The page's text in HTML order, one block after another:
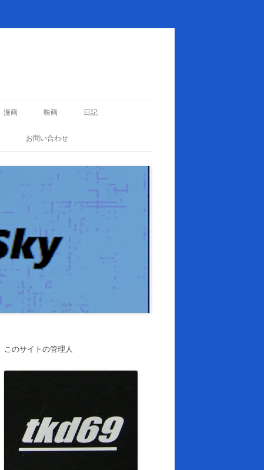
漫画 映画 日記
お問い合わせ
このサイトの管理人